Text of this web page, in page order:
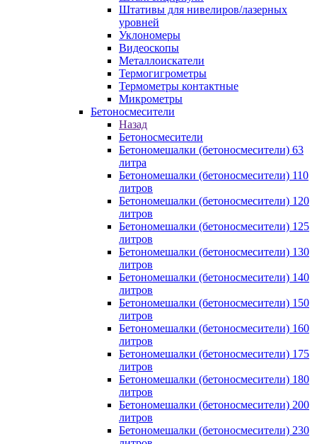
Штативы для нивелиров/лазерных
уровней
Уклономеры
Видеоскопы
Металлоискатели
Термогигрометры
Термометры контактные
Микрометры
Бетоносмесители
Назад
Бетоносмесители
Бетономешалки (бетоносмесители) 63
литра
Бетономешалки (бетоносмесители) 110
литров
Бетономешалки (бетоносмесители) 120
литров
Бетономешалки (бетоносмесители) 125
литров
Бетономешалки (бетоносмесители) 130
литров
Бетономешалки (бетоносмесители) 140
литров
Бетономешалки (бетоносмесители) 150
литров
Бетономешалки (бетоносмесители) 160
литров
Бетономешалки (бетоносмесители) 175
литров
Бетономешалки (бетоносмесители) 180
литров
Бетономешалки (бетоносмесители) 200
литров
Бетономешалки (бетоносмесители) 230